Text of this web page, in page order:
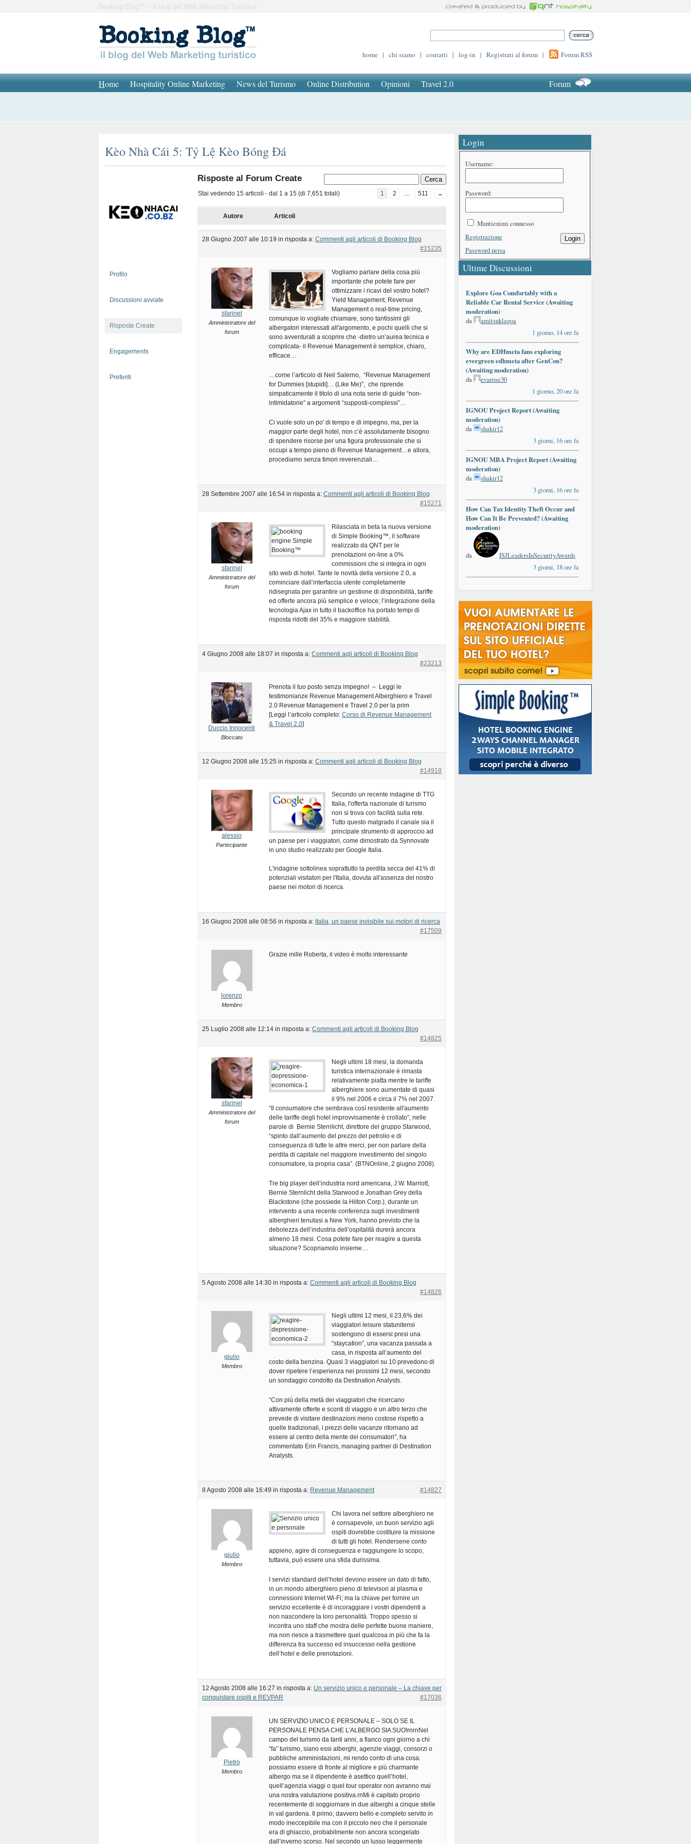
Booking Blog™ – Il blog del Web Marketing Turistico
home | chi siamo | contatti | log-in | Registrati al forum | Forum RSS
Home Hospitality Online Marketing News del Turismo Online Distribution Opinioni Travel 2.0 Forum
Kèo Nhà Cái 5: Tỷ Lệ Kèo Bóng Đá
Profilo
Discussioni avviate
Risposte Create
Engagements
Preferiti
Risposte al Forum Create
Stai vedendo 15 articoli - dal 1 a 15 (di 7,651 totali) 1 2 … 511 →
Autore Articoli
28 Giugno 2007 alle 10:19 in risposta a: Commenti agli articoli di Booking Blog
#15235
sfarinel
Amministratore del
forum
Vogliamo parlare della cosa più
importante che potete fare per
ottimizzare i ricavi del vostro hotel?
Yield Management, Revenue
Management o real-time pricing,
comunque lo vogliate chiamare, sono tantissimi gli
albergatori interessati all'argomento, e pochi quelli che si
sono avventurati a scoprire che -dietro un’aurea tecnica e
complicata- il Revenue Management è semplice, chiaro,
efficace…
…come l’articolo di Neil Salerno, “Revenue Management
for Dummies [stupidi]… (Like Me)”, che riprende
simpaticamente il titolo di una nota serie di guide “non-
intimidatorie” a argomenti “supposti-complessi”…
Ci vuole solo un po' di tempo e di impegno, ma, per la
maggior parte degli hotel, non c’è assolutamente bisogno
di spendere risorse per una figura professionale che si
occupi a tempo pieno di Revenue Management…e allora,
procediamo senza timori reverenziali…
28 Settembre 2007 alle 16:54 in risposta a: Commenti agli articoli di Booking Blog
#15271
sfarinel
Amministratore del
forum
Rilasciata in beta la nuova versione
di Simple Booking™, il software
realizzato da QNT per le
prenotazioni on-line a 0%
commissioni che si integra in ogni
sito web di hotel. Tante le novità della versione 2.0, a
cominciare dall’interfaccia utente completamente
ridisegnata per garantire un gestione di disponibilità, tariffe
ed offerte ancora più semplice e veloce; l’integrazione della
tecnologia Ajax in tutto il backoffice ha portato tempi di
risposta ridotti del 35% e maggiore stabilità.
4 Giugno 2008 alle 18:07 in risposta a: Commenti agli articoli di Booking Blog
#23213
Duccio Innocenti
Bloccato
Prenota il tuo posto senza impegno! – Leggi le
testimonianze Revenue Management Alberghiero e Travel
2.0 Revenue Management e Travel 2.0 per la prim
[Leggi l’articolo completo: Corso di Revenue Management
& Travel 2.0]
12 Giugno 2008 alle 15:25 in risposta a: Commenti agli articoli di Booking Blog
#14918
alessio
Partecipante
Secondo un recente indagine di TTG
Italia, l'offerta nazionale di turismo
non si trova con facilità sulla rete.
Tutto questo malgrado il canale sia il
principale strumento di approccio ad
un paese per i viaggiatori, come dimostrato da Synnovate
in uno studio realizzato per Google Italia.
L'indagine sottolinea soprattutto la perdita secca del 41% di
potenziali visitatori per l'Italia, dovuta all'assenza del nostro
paese nei motori di ricerca.
16 Giugno 2008 alle 08:56 in risposta a: Italia, un paese invisibile sui motori di ricerca
#17509
lorenzo
Membro
Grazie mille Roberta, il video è molto interessante
25 Luglio 2008 alle 12:14 in risposta a: Commenti agli articoli di Booking Blog
#14825
sfarinel
Amministratore del
forum
Negli ultimi 18 mesi, la domanda
turistica internazionale è rimasta
relativamente piatta mentre le tariffe
alberghiere sono aumentate di quasi
il 9% nel 2006 e circa il 7% nel 2007.
“Il consumatore che sembrava così resistente all'aumento
delle tariffe degli hotel improvvisamente è crollato”, nelle
parole di Bernie Sternlicht, direttore del gruppo Starwood,
“spinto dall’aumento del prezzo del petrolio e di
conseguenza di tutte le altre merci, per non parlare della
perdita di capitale nel maggiore investimento del singolo
consumatore, la propria casa”. (BTNOnline, 2 giugno 2008).
Tre big player dell’industria nord americana, J.W. Marriott,
Bernie Sternlicht della Starwood e Jonathan Grey della
Blackstone (che possiede la Hilton Corp.), durante un
intervento a una recente conferenza sugli investimenti
alberghieri tenutasi a New York, hanno previsto che la
debolezza dell’industria dell’ospitalità durerà ancora
almeno 18 mesi. Cosa potete fare per reagire a questa
situazione? Scopriamolo insieme…
5 Agosto 2008 alle 14:30 in risposta a: Commenti agli articoli di Booking Blog
#14826
giulio
Membro
Negli ultimi 12 mesi, il 23,6% dei
viaggiatori leisure statunitensi
sostengono di essersi presi una
“staycation”, una vacanza passata a
casa, in risposta all’aumento del
costo della benzina. Quasi 3 viaggiatori su 10 prevedono di
dover ripetere l’esperienza nei prossimi 12 mesi, secondo
un sondaggio condotto da Destination Analysts.
“Con più della metà dei viaggiatori che ricercano
attivamente offerte e sconti di viaggio e un altro terzo che
prevede di visitare destinazioni meno costose rispetto a
quelle tradizionali, i prezzi delle vacanze ritornano ad
essere al centro della mente dei consumatori”, ha
commentato Erin Francis, managing partner di Destination
Analysts.
8 Agosto 2008 alle 16:49 in risposta a: Revenue Management #14827
giulio
Membro
Chi lavora nel settore alberghiero ne
è consapevole, un buon servizio agli
ospiti dovrebbe costituire la missione
di tutti gli hotel. Rendersene conto
appieno, agire di conseguenza e raggiungere lo scopo,
tuttavia, può essere una sfida durissima.
I servizi standard dell’hotel devono essere un dato di fatto,
in un mondo alberghiero pieno di televisori al plasma e
connessioni Internet Wi-Fi; ma la chiave per fornire un
servizio eccellente è di incoraggiare i vostri dipendenti a
non nascondere la loro personalità. Troppo spesso si
incontra uno staff che mostra delle perfette buone maniere,
ma non riesce a trasmettere quel qualcosa in più che fa la
differenza tra successo ed insuccesso nella gestione
dell’hotel e delle prenotazioni.
12 Agosto 2008 alle 16:27 in risposta a: Un servizio unico e personale – La chiave per
conquistare ospiti e REVPAR
#17036
Pietro
Membro
UN SERVIZIO UNICO E PERSONALE – SOLO SE IL
PERSONALE PENSA CHE L’ALBERGO SIA SUO!rnrnNel
campo del turismo da tanti anni, a fianco ogni giorno a chi
“fa” turismo, siano essi alberghi, agenzie viaggi, consorzi o
pubbliche amministazioni, mi rendo conto di una cosa:
possiamo essere di fronte al migliore e più charmante
albergo ma se il dipendente è asettico quell’hotel,
quell’agenzia viaggi o quel tour operator non avranno mai
una nostra valutazione positiva.rnMi è capitato proprio
recentemente di soggiornare in due alberghi a cinque stelle
in val gardena. Il primo, davvero bello e completo servito in
modo ineccepibile ma con il piccolo neo che il personale
era di ghiaccio, probabilmente non ancora scongelato
dall’inverno scorso. Nel secondo un lusso leggermente
Login
Username:
Password:
Mantienimi connesso
Login
Registrazione
Password persa
Ultime Discussioni
Explore Goa Comfortably with a
Reliable Car Rental Service (Awaiting
moderation)
da
amitsuklagoa
1 giorno, 14 ore fa
Why are EDHmeta fans exploring
evergreen edhmeta after GenCon?
(Awaiting moderation)
da
evarose30
1 giorno, 20 ore fa
IGNOU Project Report (Awaiting
moderation)
da
shakir12
3 giorni, 16 ore fa
IGNOU MBA Project Report (Awaiting
moderation)
da
shakir12
3 giorni, 16 ore fa
How Can Tax Identity Theft Occur and
How Can It Be Prevented? (Awaiting
moderation)
da
ISJLeadersInSecurityAwards
3 giorni, 18 ore fa